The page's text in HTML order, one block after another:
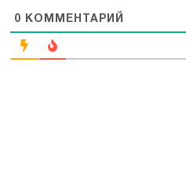
0 КОММЕНТАРИЙ